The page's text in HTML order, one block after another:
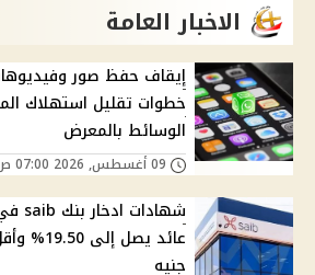
الاخبار العامة
إيقاف حفظ صور
خطوات تقليل استهلاك
الوسائط بالمعرض
جنيه